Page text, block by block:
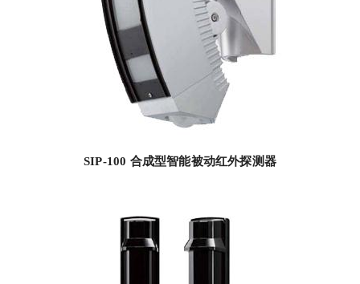
SIP-100 合成型智能被动红外探测器